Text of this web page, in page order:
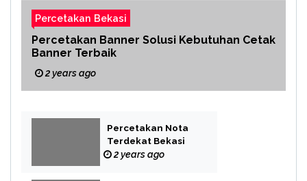
Percetakan Bekasi
Percetakan Banner Solusi Kebutuhan Cetak
Banner Terbaik
2 years ago
Percetakan Nota
Terdekat Bekasi
2 years ago